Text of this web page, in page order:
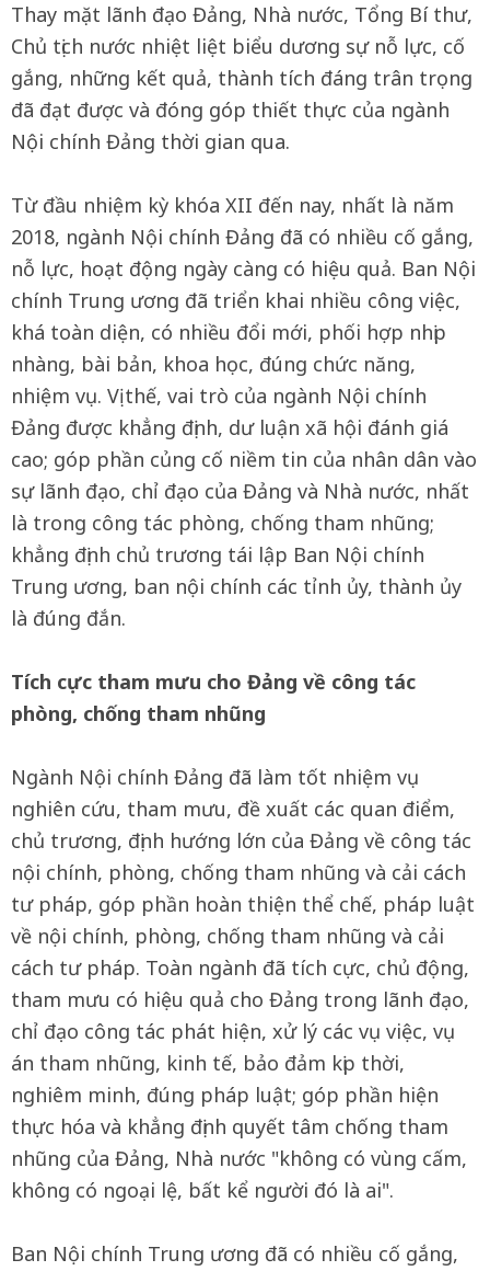
Thay mặt lãnh đạo Đảng, Nhà nước, Tổng Bí thư,
Chủ tịch nước nhiệt liệt biểu dương sự nỗ lực, cố
gắng, những kết quả, thành tích đáng trân trọng
đã đạt được và đóng góp thiết thực của ngành
Nội chính Đảng thời gian qua.
Từ đầu nhiệm kỳ khóa XII đến nay, nhất là năm
2018, ngành Nội chính Đảng đã có nhiều cố gắng,
nỗ lực, hoạt động ngày càng có hiệu quả. Ban Nội
chính Trung ương đã triển khai nhiều công việc,
khá toàn diện, có nhiều đổi mới, phối hợp nhịp
nhàng, bài bản, khoa học, đúng chức năng,
nhiệm vụ. Vị thế, vai trò của ngành Nội chính
Đảng được khẳng định, dư luận xã hội đánh giá
cao; góp phần củng cố niềm tin của nhân dân vào
sự lãnh đạo, chỉ đạo của Đảng và Nhà nước, nhất
là trong công tác phòng, chống tham nhũng;
khẳng định chủ trương tái lập Ban Nội chính
Trung ương, ban nội chính các tỉnh ủy, thành ủy
là đúng đắn.
Tích cực tham mưu cho Đảng về công tác
phòng, chống tham nhũng
Ngành Nội chính Đảng đã làm tốt nhiệm vụ
nghiên cứu, tham mưu, đề xuất các quan điểm,
chủ trương, định hướng lớn của Đảng về công tác
nội chính, phòng, chống tham nhũng và cải cách
tư pháp, góp phần hoàn thiện thể chế, pháp luật
về nội chính, phòng, chống tham nhũng và cải
cách tư pháp. Toàn ngành đã tích cực, chủ động,
tham mưu có hiệu quả cho Đảng trong lãnh đạo,
chỉ đạo công tác phát hiện, xử lý các vụ việc, vụ
án tham nhũng, kinh tế, bảo đảm kịp thời,
nghiêm minh, đúng pháp luật; góp phần hiện
thực hóa và khẳng định quyết tâm chống tham
nhũng của Đảng, Nhà nước "không có vùng cấm,
không có ngoại lệ, bất kể người đó là ai".
Ban Nội chính Trung ương đã có nhiều cố gắng,